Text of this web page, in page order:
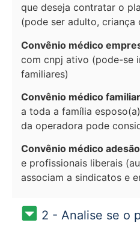
que deseja contratar o
(pode ser adulto, criança
Convênio médico
com cnpj ativo (pode-se
familiares)
Convênio médico familiar
a toda a família
da operadora pode
Convênio médico adesão
e profissionais liberais
associam a sindicatos e
2 - Analise se o